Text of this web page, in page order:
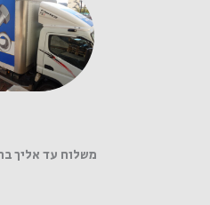
משלוח עד אליך